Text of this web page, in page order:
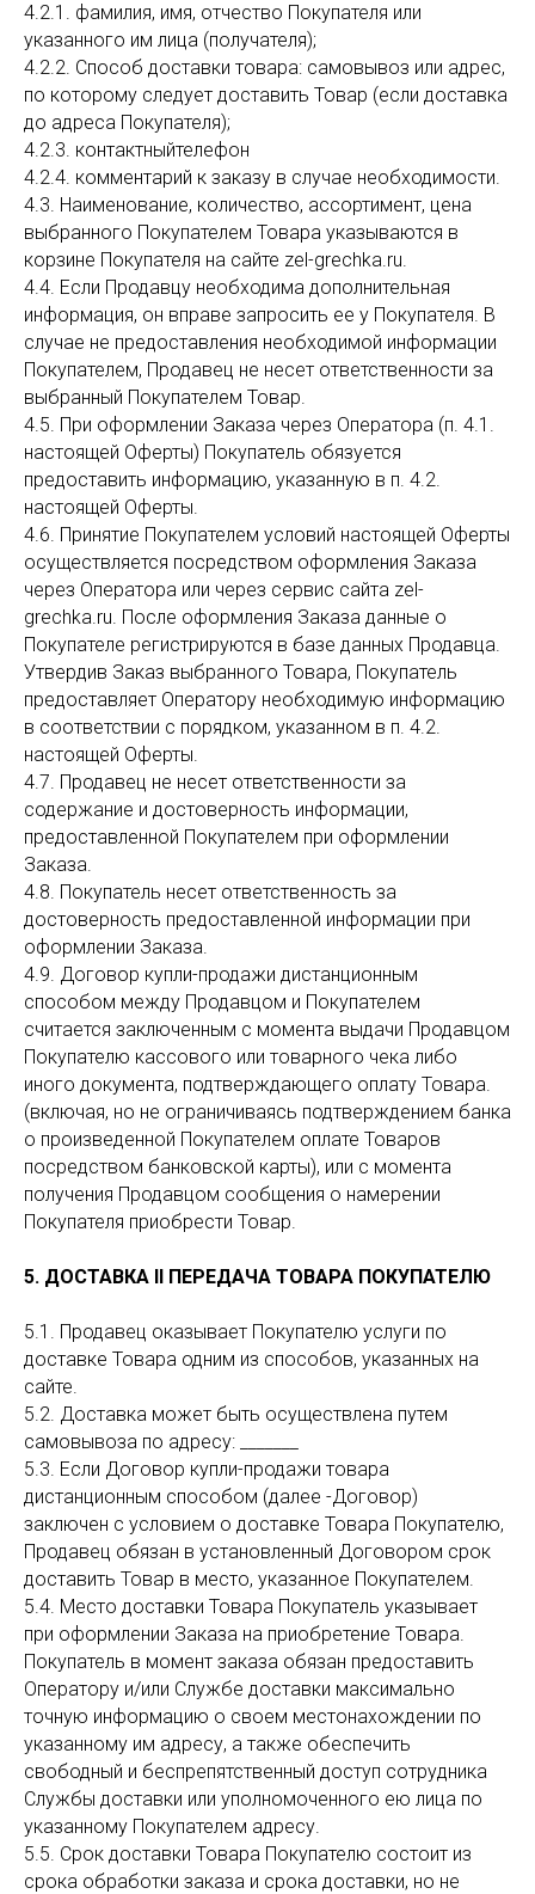
4.2.1. фамилия, имя, отчество Покупателя или
указанного им лица (получателя);
4.2.2. Способ доставки товара: самовывоз или адрес,
по которому следует доставить Товар (если доставка
до адреса Покупателя);
4.2.3. контактныйтелефон
4.2.4. комментарий к заказу в случае необходимости.
4.3. Наименование, количество, ассортимент, цена
выбранного Покупателем Товара указываются в
корзине Покупателя на сайте zel-grechka.ru.
4.4. Если Продавцу необходима дополнительная
информация, он вправе запросить ее у Покупателя. В
случае не предоставления необходимой информации
Покупателем, Продавец не несет ответственности за
выбранный Покупателем Товар.
4.5. При оформлении Заказа через Оператора (п. 4.1.
настоящей Оферты) Покупатель обязуется
предоставить информацию, указанную в п. 4.2.
настоящей Оферты.
4.6. Принятие Покупателем условий настоящей Оферты
осуществляется посредством оформления Заказа
через Оператора или через сервис сайта zel-
grechka.ru. После оформления Заказа данные о
Покупателе регистрируются в базе данных Продавца.
Утвердив Заказ выбранного Товара, Покупатель
предоставляет Оператору необходимую информацию
в соответствии с порядком, указанном в п. 4.2.
настоящей Оферты.
4.7. Продавец не несет ответственности за
содержание и достоверность информации,
предоставленной Покупателем при оформлении
Заказа.
4.8. Покупатель несет ответственность за
достоверность предоставленной информации при
оформлении Заказа.
4.9. Договор купли-продажи дистанционным
способом между Продавцом и Покупателем
считается заключенным с момента выдачи Продавцом
Покупателю кассового или товарного чека либо
иного документа, подтверждающего оплату Товара.
(включая, но не ограничиваясь подтверждением банка
о произведенной Покупателем оплате Товаров
посредством банковской карты), или с момента
получения Продавцом сообщения о намерении
Покупателя приобрести Товар.
5. ДОСТАВКА II ПЕРЕДАЧА ТОВАРА ПОКУПАТЕЛЮ
5.1. Продавец оказывает Покупателю услуги по
доставке Товара одним из способов, указанных на
сайте.
5.2. Доставка может быть осуществлена путем
самовывоза по адресу: _______
5.3. Если Договор купли-продажи товара
дистанционным способом (далее -Договор)
заключен с условием о доставке Товара Покупателю,
Продавец обязан в установленный Договором срок
доставить Товар в место, указанное Покупателем.
5.4. Место доставки Товара Покупатель указывает
при оформлении Заказа на приобретение Товара.
Покупатель в момент заказа обязан предоставить
Оператору и/или Службе доставки максимально
точную информацию о своем местонахождении по
указанному им адресу, а также обеспечить
свободный и беспрепятственный доступ сотрудника
Службы доставки или уполномоченного ею лица по
указанному Покупателем адресу.
5.5. Срок доставки Товара Покупателю состоит из
срока обработки заказа и срока доставки, но не